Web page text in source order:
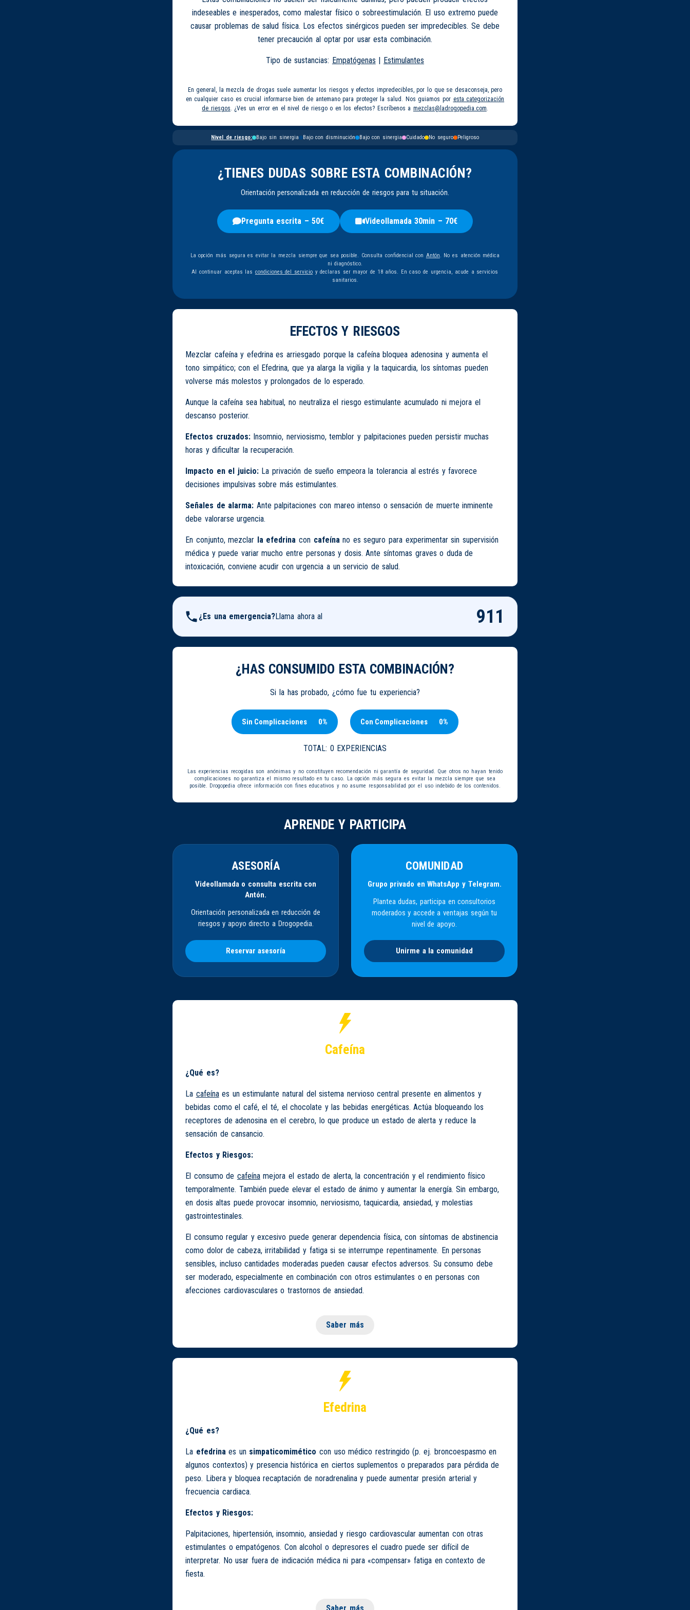
indeseables e inesperados, como malestar físico o sobreestimulación. El uso extremo puede
causar problemas de salud física. Los efectos sinérgicos pueden ser impredecibles. Se debe
tener precaución al optar por usar esta combinación.
Tipo de sustancias: Empatógenas | Estimulantes
En general, la mezcla de drogas suele aumentar los riesgos y efectos impredecibles, por lo que se desaconseja, pero
en cualquier caso es crucial informarse bien de antemano para proteger la salud. Nos guiamos por esta categorización
de riesgos. ¿Ves un error en el nivel de riesgo o en los efectos? Escríbenos a mezclas@ladrogopedia.com.
Nivel de riesgo: Bajo sin sinergia Bajo con disminución Bajo con sinergia Cuidado No seguro Peligroso
¿TIENES DUDAS SOBRE ESTA COMBINACIÓN?
Orientación personalizada en reducción de riesgos para tu situación.
Pregunta escrita – 50€ Videollamada 30min – 70€
La opción más segura es evitar la mezcla siempre que sea posible. Consulta confidencial con Antón. No es atención médica
ni diagnóstico.
Al continuar aceptas las condiciones del servicio y declaras ser mayor de 18 años. En caso de urgencia, acude a servicios
sanitarios.
EFECTOS Y RIESGOS
Mezclar cafeína y efedrina es arriesgado porque la cafeína bloquea adenosina y aumenta el
tono simpático; con el Efedrina, que ya alarga la vigilia y la taquicardia, los síntomas pueden
volverse más molestos y prolongados de lo esperado.
Aunque la cafeína sea habitual, no neutraliza el riesgo estimulante acumulado ni mejora el
descanso posterior.
Efectos cruzados:Insomnio, nerviosismo, temblor y palpitaciones pueden persistir muchas
horas y dificultar la recuperación.
Impacto en el juicio:La privación de sueño empeora la tolerancia al estrés y favorece
decisiones impulsivas sobre más estimulantes.
Señales de alarma: Ante palpitaciones con mareo intenso o sensación de muerte inminente
debe valorarse urgencia.
En conjunto, mezclar la efedrina con cafeínano es seguro para experimentar sin supervisión
médica y puede variar mucho entre personas y dosis. Ante síntomas graves o duda de
intoxicación, conviene acudir con urgencia a un servicio de salud.
¿Es una emergencia?Llama ahora al 911
¿HAS CONSUMIDO ESTA COMBINACIÓN?
Si la has probado, ¿cómo fue tu experiencia?
Sin Complicaciones 0% Con Complicaciones 0%
TOTAL: 0 EXPERIENCIAS
Las experiencias recogidas son anónimas y no constituyen recomendación ni garantía de seguridad. Que otros no hayan tenido
complicaciones no garantiza el mismo resultado en tu caso. La opción más segura es evitar la mezcla siempre que sea
posible. Drogopedia ofrece información con fines educativos y no asume responsabilidad por el uso indebido de los contenidos.
APRENDE Y PARTICIPA
ASESORÍA
Videollamada o consulta escrita con
Antón.
Orientación personalizada en reducción de
riesgos y apoyo directo a Drogopedia.
Reservar asesoría
COMUNIDAD
Grupo privado en WhatsApp y Telegram.
Plantea dudas, participa en consultorios
moderados y accede a ventajas según tu
nivel de apoyo.
Unirme a la comunidad
Cafeína
¿Qué es?
La cafeínaes un estimulante natural del sistema nervioso central presente en alimentos y
bebidas como el café, el té, el chocolate y las bebidas energéticas. Actúa bloqueando los
receptores de adenosina en el cerebro, lo que produce un estado de alerta y reduce la
sensación de cansancio.
Efectos y Riesgos:
El consumo de cafeínamejora el estado de alerta, la concentración y el rendimiento físico
temporalmente. También puede elevar el estado de ánimo y aumentar la energía. Sin embargo,
en dosis altas puede provocar insomnio, nerviosismo, taquicardia, ansiedad, y molestias
gastrointestinales.
El consumo regular y excesivo puede generar dependencia física, con síntomas de abstinencia
como dolor de cabeza, irritabilidad y fatiga si se interrumpe repentinamente. En personas
sensibles, incluso cantidades moderadas pueden causar efectos adversos. Su consumo debe
ser moderado, especialmente en combinación con otros estimulantes o en personas con
afecciones cardiovasculares o trastornos de ansiedad.
Saber más
Efedrina
¿Qué es?
La efedrinaes un simpaticomimético con uso médico restringido (p. ej. broncoespasmo en
algunos contextos) y presencia histórica en ciertos suplementos o preparados para pérdida de
peso. Libera y bloquea recaptación de noradrenalina y puede aumentar presión arterial y
frecuencia cardiaca.
Efectos y Riesgos:
Palpitaciones, hipertensión, insomnio, ansiedad y riesgo cardiovascular aumentan con otras
estimulantes o empatógenos. Con alcohol o depresores el cuadro puede ser difícil de
interpretar. No usar fuera de indicación médica ni para «compensar» fatiga en contexto de
fiesta.